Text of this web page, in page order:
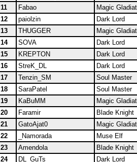
11
Fabao Magic
12
paiolzin Dark Lord
13
THUGGER Magic
14
SOVA Dark Lord
15
KREPTON Dark Lord
16
StreK_DL Dark Lord
17
Tenzin_SM Soul Master
18
SaraPatel Soul Master
19
KaBuMM Magic
20
Faramir Blade Knight
21
GatoAjat0 Magic
22
_Namorada Muse Elf
23
Amendola Blade Knight
24
DL_GuTs Dark Lord